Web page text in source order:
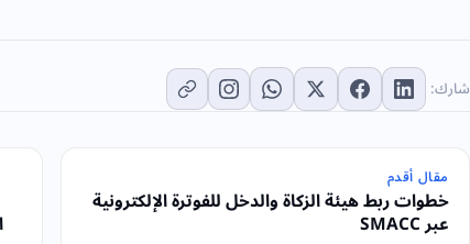
شارك:
مقال أقدم
خطوات ربط هيئة الزكاة والدخل للفوترة الإلكترونية
عبر SMACC